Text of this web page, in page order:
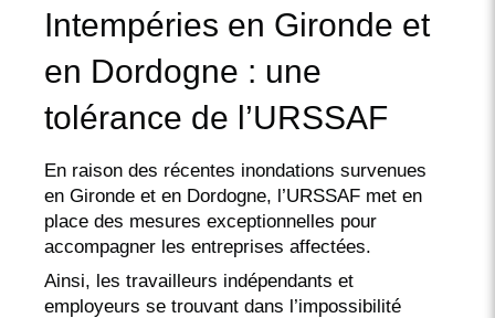
Intempéries en Gironde et
en Dordogne : une
tolérance de l’URSSAF
En raison des récentes inondations survenues
en Gironde et en Dordogne, l’URSSAF met en
place des mesures exceptionnelles pour
accompagner les entreprises affectées.
Ainsi, les travailleurs indépendants et
employeurs se trouvant dans l’impossibilité